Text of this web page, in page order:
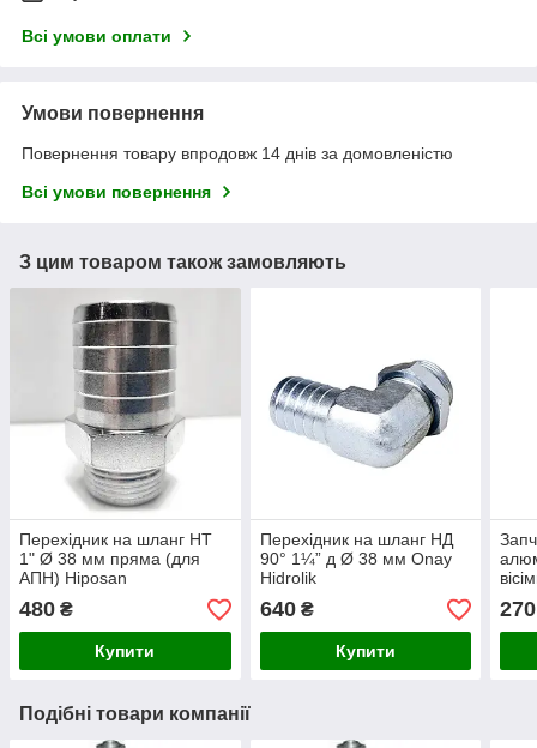
Всі умови оплати
Умови повернення
Повернення товару впродовж 14 днів за домовленістю
Всі умови повернення
З цим товаром також замовляють
Перехідник на шланг НТ
1" Ø 38 мм пряма (для
АПН) Hiposan
480 ₴
Купити
Перехідник на шланг НД
90° 1¼” д Ø 38 мм Onay
Hidrolik
640₴
Купити
270
Подібні товари компанії